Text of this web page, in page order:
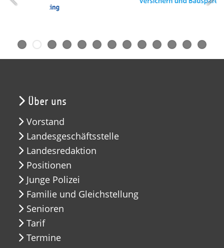
Über uns
Vorstand
Landesgeschäftsstelle
Landesredaktion
Positionen
Junge Polizei
Familie und Gleichstellung
Senioren
Tarif
Termine